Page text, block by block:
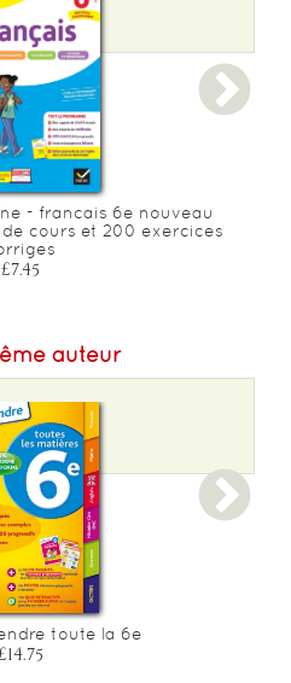
- francais 6e nouveau
cours et 200 exercices
£7.45
auteur
toute la 6e